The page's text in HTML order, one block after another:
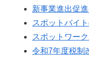
新事業進出促
スポットバイ
スポットワー
令和7年度税制